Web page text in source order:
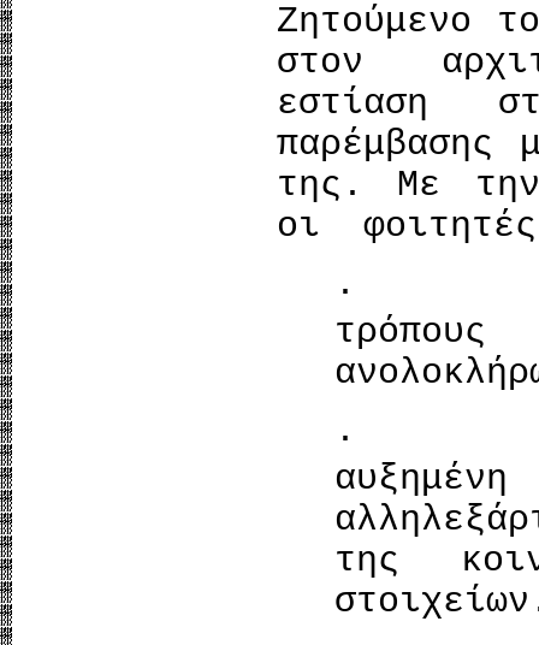
Ζητούμενο
στον
εστίαση
παρέμβασης
της. Με την
οι
· Θα
· Θα
της